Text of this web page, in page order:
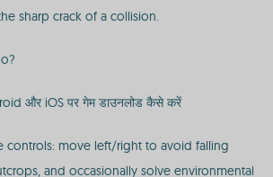
sharp crack of a collision.
और iOS पर गेम डाउनलोड कैसे करें
controls: move left/right to avoid falling
and occasionally solve environmental